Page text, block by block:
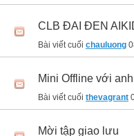
CLB ĐAI ĐEN
Bài viết cuối chauluong
Mini Offline với
Bài viết cuối thevagrant
Mời tập giao lưu